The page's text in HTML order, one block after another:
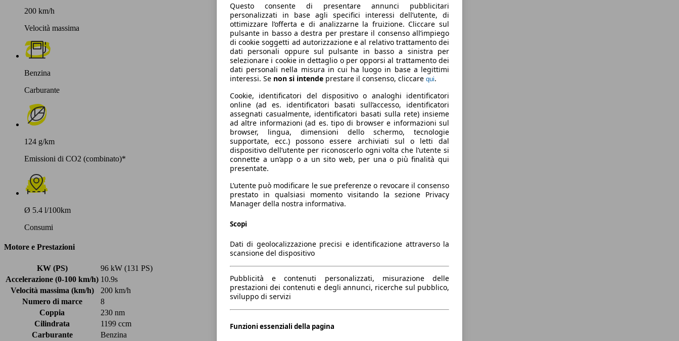
200 km/h
Velocità massima
Benzina
Carburante
124 g/km
Emissioni di CO2 (combinato)*
Ø 5.4 l/100km
Consumi
Motore e Prestazioni
KW (PS)
96 kW (131 PS)
Accelerazione (0-100 km/h) 10.9s
Velocità massima (km/h)
200 km/h
Numero di marce
8
Coppia
230 nm
Cilindrata
1199 ccm
Carburante
Benzina
Questo consente di presentare annunci pubblicitari
personalizzati in base agli specifici interessi dell’utente, di
ottimizzare l’offerta e di analizzarne la fruizione. Cliccare sul
pulsante in basso a destra per prestare il consenso all’impiego
di cookie soggetti ad autorizzazione e al relativo trattamento dei
dati personali oppure sul pulsante in basso a sinistra per
selezionare i cookie in dettaglio o per opporsi al trattamento dei
dati personali nella misura in cui ha luogo in base a legittimi
interessi. Se non si intende prestare il consenso, cliccare qui.
Cookie, identificatori del dispositivo o analoghi identificatori
online (ad es. identificatori basati sull’accesso, identificatori
assegnati casualmente, identificatori basati sulla rete) insieme
ad altre informazioni (ad es. tipo di browser e informazioni sul
browser, lingua, dimensioni dello schermo, tecnologie
supportate, ecc.) possono essere archiviati sul o letti dal
dispositivo dell’utente per riconoscerlo ogni volta che l’utente si
connette a un’app o a un sito web, per una o più finalità qui
presentate.
L’utente può modificare le sue preferenze o revocare il consenso
prestato in qualsiasi momento visitando la sezione Privacy
Manager della nostra informativa.
Scopi
Dati di geolocalizzazione precisi e identificazione attraverso la
scansione del dispositivo
Pubblicità e contenuti personalizzati, misurazione delle
prestazioni dei contenuti e degli annunci, ricerche sul pubblico,
sviluppo di servizi
Funzioni essenziali della pagina